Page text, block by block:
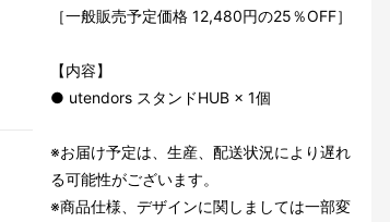
［一般販売予定価格 12,480円の25％OFF］
【内容】
● utendors スタンドHUB × 1個
※お届け予定は、生産、配送状況により遅れ
る可能性がございます。
※商品仕様、デザインに関しましては一部変